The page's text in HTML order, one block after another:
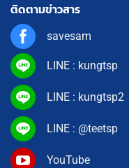
ติดตามข่าวสาร
savesam
LINE : kungtsp
LINE : kungtsp2
LINE : @teetsp
YouTube